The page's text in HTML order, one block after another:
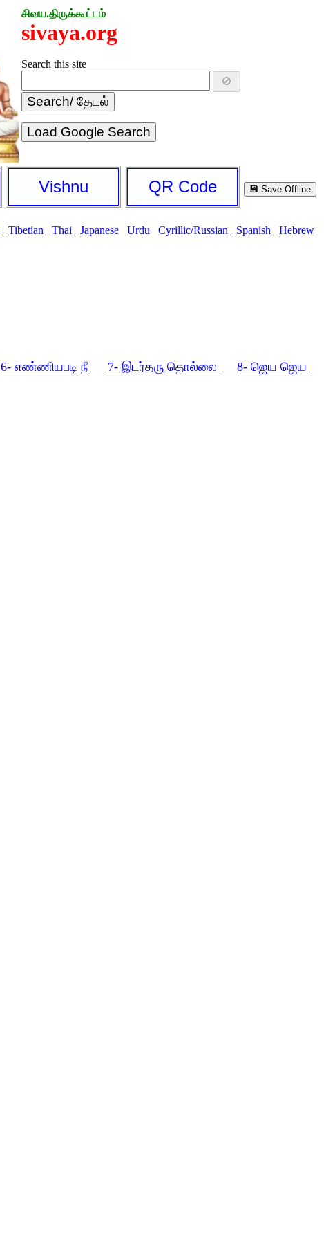
சிவய.திருக்கூட்டம்
sivaya.org
Search this site
🚫
Load Google Search
Vishnu QR Code 💾 Save Offline
Tibetian Thai Japanese Urdu Cyrillic/Russian Spanish
Hebrew
6- எண்ணியபடி நீ 7- இடர்தரு தொல்லை 8- ஜெய ஜெய